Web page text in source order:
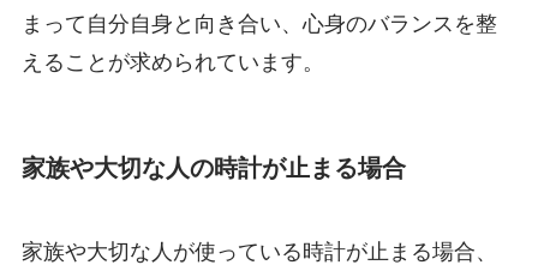
まって自分自身と向き合い、心身のバランスを整
えることが求められています。
家族や大切な人の時計が止まる場合
家族や大切な人が使っている時計が止まる場合、